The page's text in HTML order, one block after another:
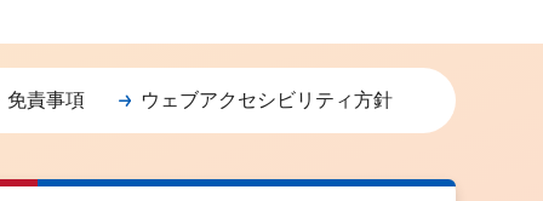
免責事項 ウェブアクセシビリティ方針